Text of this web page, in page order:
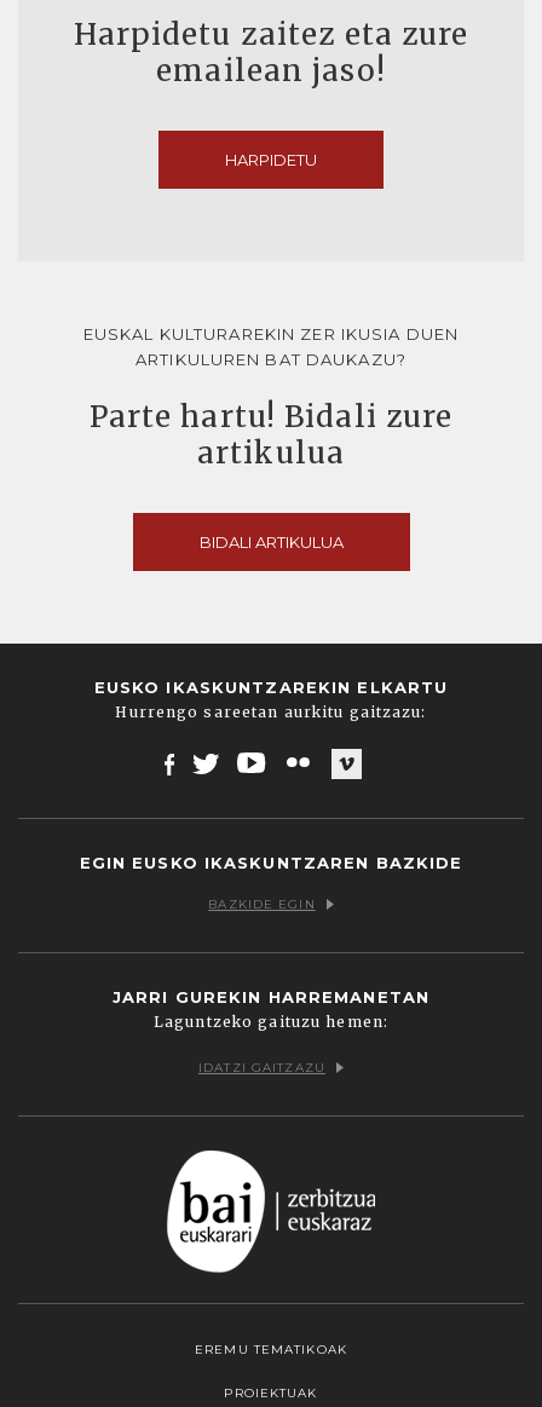
Harpidetu zaitez eta zure
emailean jaso!
HARPIDETU
EUSKAL KULTURAREKIN ZER IKUSIA DUEN
ARTIKULUREN BAT DAUKAZU?
Parte hartu! Bidali zure
artikulua
BIDALI ARTIKULUA
EUSKO IKASKUNTZAREKIN ELKARTU
Hurrengo sareetan aurkitu gaitzazu:
EGIN EUSKO IKASKUNTZAREN BAZKIDE
BAZKIDE EGIN
JARRI GUREKIN HARREMANETAN
Laguntzeko gaituzu hemen:
IDATZI GAITZAZU
EREMU TEMATIKOAK
PROIEKTUAK